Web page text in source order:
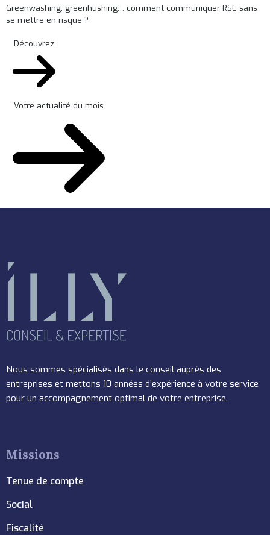
Greenwashing, greenhushing… comment communiquer RSE sans
se mettre en risque ?
Découvrez
Votre actualité du mois
Nous sommes spécialisés dans le conseil auprès des
entreprises et mettons 10 années d’expérience à votre service
pour un accompagnement optimal de votre entreprise.
Missions
Tenue de compte
Social
Fiscalité